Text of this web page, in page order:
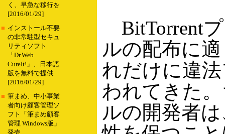
く、早急な移行を
[2016/01/29]
■ インストール不要
の非常駐型セキュ
リティソフト
「Dr.Web
CureIt!」、日本語
版を無料で提供
[2016/01/29]
■ 筆まめ、中小事業
者向け顧客管理ソ
フト「筆まめ顧客
管理 Windows版」
発売
BitTorrent
ルの配布に
れだけに違
われてきた
ルの開発者